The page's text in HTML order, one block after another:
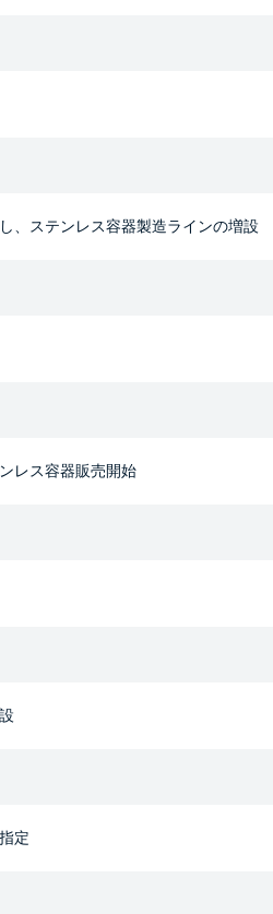
、ステンレス容器製造ラインの増設
レス容器販売開始
定